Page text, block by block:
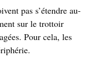
pas s’étendre au-
sur le trottoir
Pour cela, les